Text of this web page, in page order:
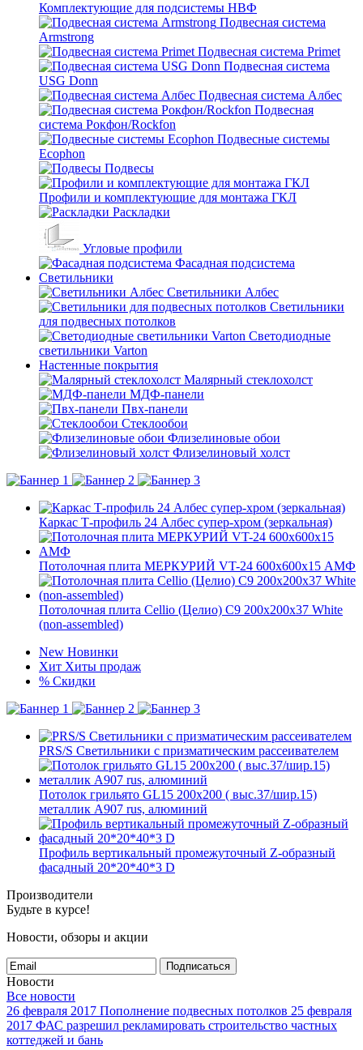
Комплектующие для подсистемы НВФ
Подвесная система
Armstrong
Подвесная система Primet
Подвесная система
USG Donn
Подвесная система Албес
Подвесная
система Рокфон/Rockfon
Подвесные системы
Ecophon
Подвесы
Профили и комплектующие для монтажа ГКЛ
Раскладки
Угловые профили
Фасадная подсистема
Светильники
Светильники Албес
Светильники
для подвесных потолков
Светодиодные
светильники Varton
Настенные покрытия
Малярный стеклохолст
МДФ-панели
Пвх-панели
Стеклообои
Флизелиновые обои
Флизелиновый холст
Каркас Т-профиль 24 Албес супер-хром (зеркальная)
Потолочная плита МЕРКУРИЙ VT-24 600x600x15 АМФ
Потолочная плита Cellio (Целио) C9 200x200x37 White
(non-assembled)
New Новинки
Хит Хиты продаж
% Скидки
PRS/S Светильники с призматическим рассеивателем
Потолок грильято GL15 200х200 ( выс.37/шир.15)
металлик А907 rus, алюминий
Профиль вертикальный промежуточный Z-образный
фасадный 20*20*40*3 D
Производители
Будьте в курсе!
Новости, обзоры и акции
Подписаться
Новости
Все новости
26 февраля 2017 Пополнение подвесных потолков 25 февраля
2017 ФАС разрешил рекламировать строительство частных
коттеджей и бань